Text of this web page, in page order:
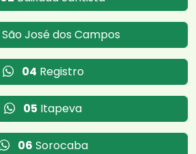
São José dos Campos
04 Registro
05 Itapeva
06 Sorocaba